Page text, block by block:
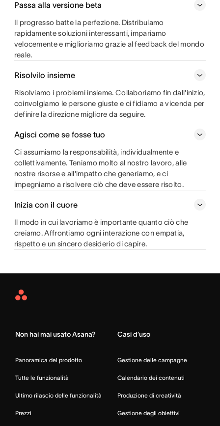
Passa alla versione beta
Il progresso batte la perfezione. Distribuiamo
rapidamente soluzioni interessanti, impariamo
velocemente e miglioriamo grazie al feedback del mondo
reale.
Risolvilo insieme
Risolviamo i problemi insieme. Collaboriamo fin dall'inizio,
coinvolgiamo le persone giuste e ci fidiamo a vicenda per
definire la direzione migliore da seguire.
Agisci come se fosse tuo
Ci assumiamo la responsabilità, individualmente e
collettivamente. Teniamo molto al nostro lavoro, alle
nostre risorse e all'impatto che generiamo, e ci
impegniamo a risolvere ciò che deve essere risolto.
Inizia con il cuore
Il modo in cui lavoriamo è importante quanto ciò che
creiamo. Affrontiamo ogni interazione con empatia,
rispetto e un sincero desiderio di capire.
Asana
Non hai mai usato Asana?
Panoramica del prodotto
Tutte le funzionalità
Ultimo rilascio delle funzionalità
Prezzi
Casi d’uso
Gestione delle campagne
Calendario dei contenuti
Produzione di creatività
Gestione degli obiettivi